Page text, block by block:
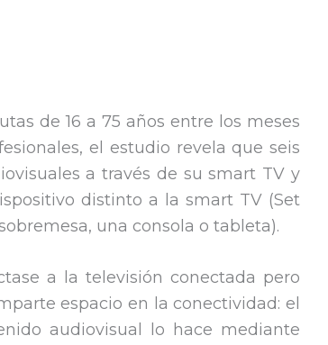
de 16 a 75 años entre los meses
el estudio revela que seis
a través de su smart TV y
distinto a la smart TV (Set
una consola o tableta).
a la televisión conectada pero
espacio en la conectividad: el
audiovisual lo hace mediante